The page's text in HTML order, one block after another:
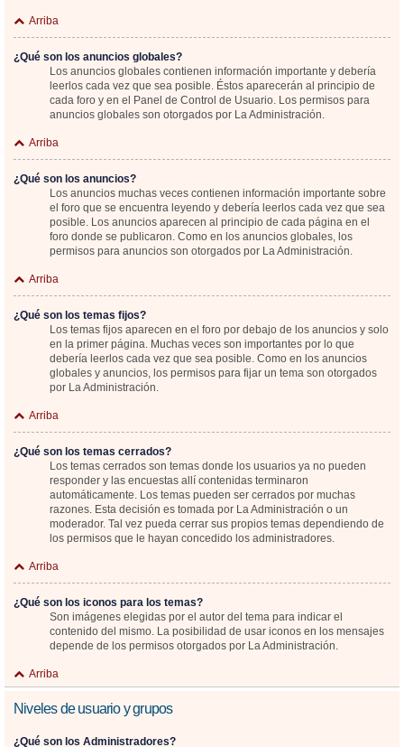
Arriba
¿Qué son los anuncios globales?
Los anuncios globales contienen información importante y debería
leerlos cada vez que sea posible. Éstos aparecerán al principio de
cada foro y en el Panel de Control de Usuario. Los permisos para
anuncios globales son otorgados por La Administración.
Arriba
¿Qué son los anuncios?
Los anuncios muchas veces contienen información importante sobre
el foro que se encuentra leyendo y debería leerlos cada vez que sea
posible. Los anuncios aparecen al principio de cada página en el
foro donde se publicaron. Como en los anuncios globales, los
permisos para anuncios son otorgados por La Administración.
Arriba
¿Qué son los temas fijos?
Los temas fijos aparecen en el foro por debajo de los anuncios y solo
en la primer página. Muchas veces son importantes por lo que
debería leerlos cada vez que sea posible. Como en los anuncios
globales y anuncios, los permisos para fijar un tema son otorgados
por La Administración.
Arriba
¿Qué son los temas cerrados?
Los temas cerrados son temas donde los usuarios ya no pueden
responder y las encuestas allí contenidas terminaron
automáticamente. Los temas pueden ser cerrados por muchas
razones. Esta decisión es tomada por La Administración o un
moderador. Tal vez pueda cerrar sus propios temas dependiendo de
los permisos que le hayan concedido los administradores.
Arriba
¿Qué son los iconos para los temas?
Son imágenes elegidas por el autor del tema para indicar el
contenido del mismo. La posibilidad de usar iconos en los mensajes
depende de los permisos otorgados por La Administración.
Arriba
Niveles de usuario y grupos
¿Qué son los Administradores?